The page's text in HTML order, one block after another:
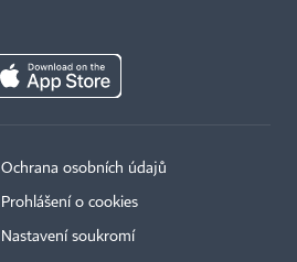
Ochrana osobních údajů
Prohlášení o cookies
Nastavení soukromí